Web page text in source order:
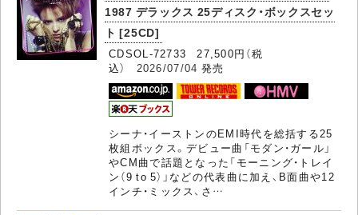
1987 デラックス 25ディスク・ボックスセッ
ト [25CD]
CDSOL-72733 27,500円（税
込） 2026/07/04 発売
シーナ・イーストンのEMI時代を総括する25
枚組ボックス。デビュー曲「モダン・ガール」
やCM曲で話題となった「モーニング・トレイ
ン（9 to 5）」などの代表曲に加え、B面曲や12
インチ・ミックス、さ…